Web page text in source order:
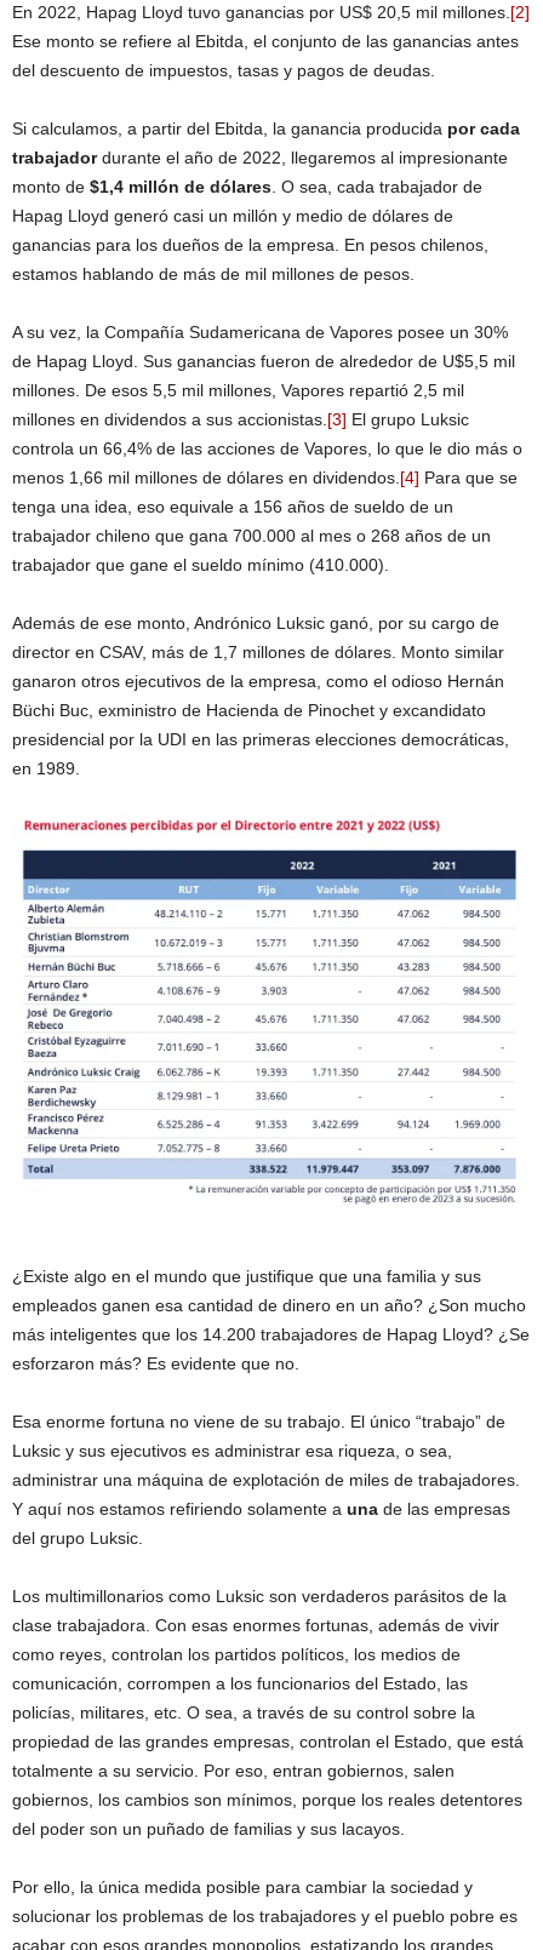
En 2022, Hapag Lloyd tuvo ganancias por US$ 20,5 mil millones.[2]
Ese monto se refiere al Ebitda, el conjunto de las ganancias antes
del descuento de impuestos, tasas y pagos de deudas.
Si calculamos, a partir del Ebitda, la ganancia producida por cada
trabajadordurante el año de 2022, llegaremos al impresionante
monto de $1,4 millón de dólares. O sea, cada trabajador de
Hapag Lloyd generó casi un millón y medio de dólares de
ganancias para los dueños de la empresa. En pesos chilenos,
estamos hablando de más de mil millones de pesos.
A su vez, la Compañía Sudamericana de Vapores posee un 30%
de Hapag Lloyd. Sus ganancias fueron de alrededor de U$5,5 mil
millones. De esos 5,5 mil millones, Vapores repartió 2,5 mil
millones en dividendos a sus accionistas.[3] El grupo Luksic
controla un 66,4% de las acciones de Vapores, lo que le dio más o
menos 1,66 mil millones de dólares en dividendos.[4] Para que se
tenga una idea, eso equivale a 156 años de sueldo de un
trabajador chileno que gana 700.000 al mes o 268 años de un
trabajador que gane el sueldo mínimo (410.000).
Además de ese monto, Andrónico Luksic ganó, por su cargo de
director en CSAV, más de 1,7 millones de dólares. Monto similar
ganaron otros ejecutivos de la empresa, como el odioso Hernán
Büchi Buc, exministro de Hacienda de Pinochet y excandidato
presidencial por la UDI en las primeras elecciones democráticas,
en 1989.
¿Existe algo en el mundo que justifique que una familia y sus
empleados ganen esa cantidad de dinero en un año? ¿Son mucho
más inteligentes que los 14.200 trabajadores de Hapag Lloyd? ¿Se
esforzaron más? Es evidente que no.
Esa enorme fortuna no viene de su trabajo. El único “trabajo” de
Luksic y sus ejecutivos es administrar esa riqueza, o sea,
administrar una máquina de explotación de miles de trabajadores.
Y aquí nos estamos refiriendo solamente a una de las empresas
del grupo Luksic.
Los multimillonarios como Luksic son verdaderos parásitos de la
clase trabajadora. Con esas enormes fortunas, además de vivir
como reyes, controlan los partidos políticos, los medios de
comunicación, corrompen a los funcionarios del Estado, las
policías, militares, etc. O sea, a través de su control sobre la
propiedad de las grandes empresas, controlan el Estado, que está
totalmente a su servicio. Por eso, entran gobiernos, salen
gobiernos, los cambios son mínimos, porque los reales detentores
del poder son un puñado de familias y sus lacayos.
Por ello, la única medida posible para cambiar la sociedad y
solucionar los problemas de los trabajadores y el pueblo pobre es
acabar con esos grandes monopolios, estatizando los grandes